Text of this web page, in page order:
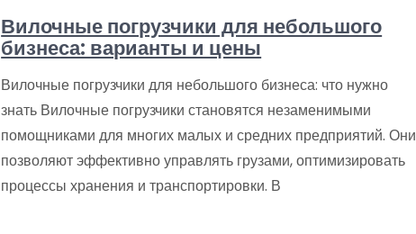
Вилочные погрузчики для небольшого
бизнеса: варианты и цены
Вилочные погрузчики для небольшого бизнеса: что нужно
знать Вилочные погрузчики становятся незаменимыми
помощниками для многих малых и средних предприятий. Они
позволяют эффективно управлять грузами, оптимизировать
процессы хранения и транспортировки. В